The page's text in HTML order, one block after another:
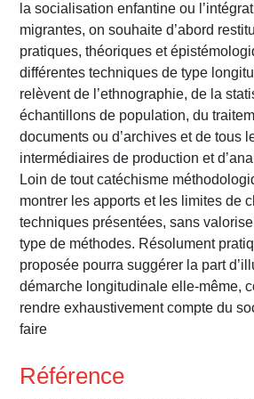
la socialisation enfantine ou
migrantes, on souhaite d’abord
pratiques, théoriques et
différentes techniques de type
relèvent de l’ethnographie, de la
échantillons de population, du
documents ou d’archives et de tous
intermédiaires de production et
Loin de tout catéchisme
montrer les apports et les limites de
techniques présentées, sans
type de méthodes. Résolument
proposée pourra suggérer la part
démarche longitudinale elle-même,
rendre exhaustivement compte du
faire
Référence